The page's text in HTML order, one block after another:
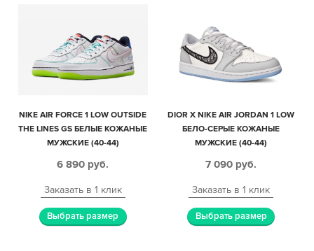
NIKE AIR FORCE 1 LOW OUTSIDE
THE LINES GS БЕЛЫЕ КОЖАНЫЕ
МУЖСКИЕ (40-44)
6 890 руб.
Заказать в 1 клик
Выбрать размер
DIOR X NIKE AIR JORDAN 1 LOW
БЕЛО-СЕРЫЕ КОЖАНЫЕ
МУЖСКИЕ (40-44)
7 090 руб.
Заказать в 1 клик
Выбрать размер